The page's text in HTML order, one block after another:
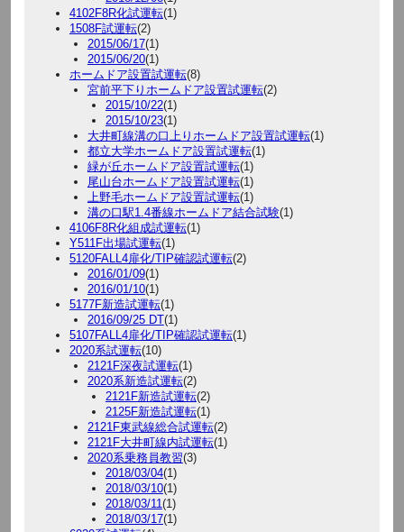
4102F8R化試運転(1)
1508F試運転(2)
2015/06/17(1)
2015/06/20(1)
ホームドア設置試運転(8)
宮前平下りホームドア設置試運転(2)
2015/10/22(1)
2015/10/23(1)
大井町線溝の口上りホームドア設置試運転(1)
都立大学ホームドア設置試運転(1)
緑が丘ホームドア設置試運転(1)
尾山台ホームドア設置試運転(1)
上野毛ホームドア設置試運転(1)
溝の口駅1.4番線ホームドア結合試験(1)
4106F8R化組成試運転(1)
Y511F出場試運転(1)
5120FALL4扉化/TIP確認試運転(2)
2016/01/09(1)
2016/01/10(1)
5177F新造試運転(1)
2016/09/25 DT(1)
5107FALL4扉化/TIP確認試運転(1)
2020系試運転(10)
2121F深夜試運転(1)
2020系新造試運転(2)
2121F新造試運転(2)
2125F新造試運転(1)
2121F東武線総合試運転(2)
2121F大井町線内試運転(1)
2020系乗務員教習(3)
2018/03/04(1)
2018/03/10(1)
2018/03/11(1)
2018/03/17(1)